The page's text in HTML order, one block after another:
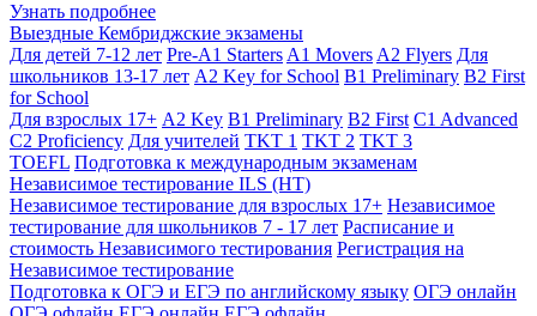
Узнать подробнее
Выездные Кембриджские экзамены
Для детей 7-12 лет Pre-A1 Starters A1 Movers A2 Flyers Для
школьников 13-17 лет A2 Key for School B1 Preliminary B2 First
for School
Для взрослых 17+ A2 Key B1 Preliminary B2 First C1 Advanced
C2 Proficiency Для учителей TKT 1 TKT 2 TKT 3
TOEFL Подготовка к международным экзаменам
Независимое тестирование ILS (НТ)
Независимое тестирование для взрослых 17+ Независимое
тестирование для школьников 7 - 17 лет Расписание и
стоимость Независимого тестирования Регистрация на
Независимое тестирование
Подготовка к ОГЭ и ЕГЭ по английскому языку ОГЭ онлайн